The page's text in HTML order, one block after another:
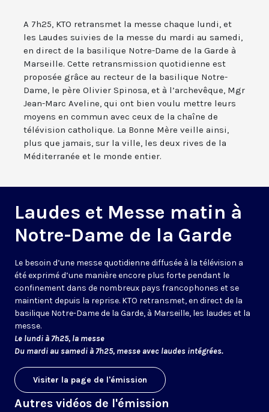
A 7h25, KTO retransmet la messe chaque lundi, et
les Laudes suivies de la messe du mardi au samedi,
en direct de la basilique Notre-Dame de la Garde à
Marseille. Cette retransmission quotidienne est
proposée grâce au recteur de la basilique Notre-
Dame, le père Olivier Spinosa, et à l’archevêque, Mgr
Jean-Marc Aveline, qui ont bien voulu mettre leurs
moyens en commun avec ceux de la chaîne de
télévision catholique. La Bonne Mère veille ainsi,
plus que jamais, sur la ville, les deux rives de la
Méditerranée et le monde entier.
Laudes et Messe matin à
Notre-Dame de la Garde
Le besoin d’une messe quotidienne diffusée à la télévision a
été exprimé d’une manière encore plus forte pendant le
confinement dans de nombreux pays francophones et se
maintient depuis la reprise. KTO retransmet, en direct de la
basilique Notre-Dame de la Garde, à Marseille, les laudes et la
messe.
Le lundi à 7h25, la messe
Du mardi au samedi à 7h25, messe avec laudes intégrées.
Visiter la page de l'émission
Autres vidéos de l'émission